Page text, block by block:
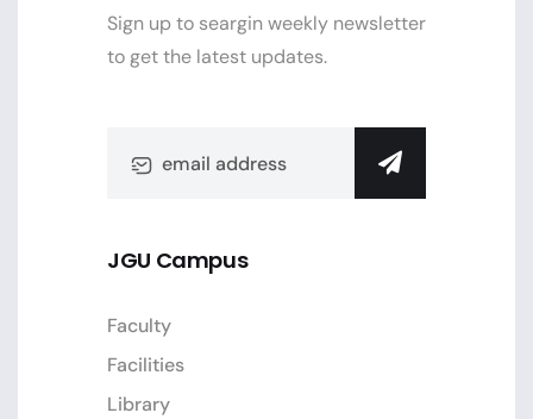
Sign up to seargin weekly newsletter
to get the latest updates.
JGU Campus
Faculty
Facilities
Library